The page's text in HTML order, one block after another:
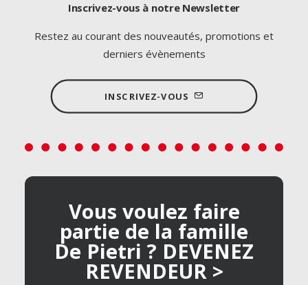
Inscrivez-vous à notre Newsletter
Restez au courant des nouveautés, promotions et
derniers évènements
INSCRIVEZ-VOUS
Vous voulez faire
partie de la famille
De Pietri ? DEVENEZ
REVENDEUR >